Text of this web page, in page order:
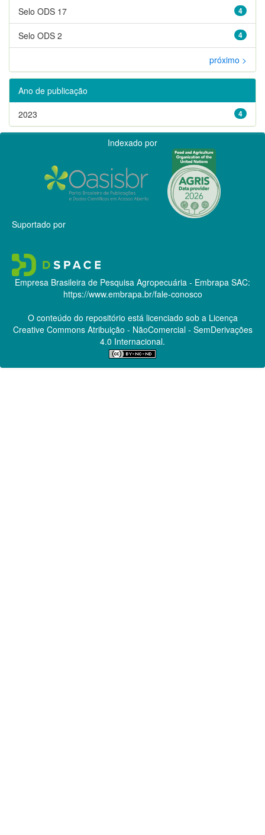
4
Selo ODS 17
4
Selo ODS 2
próximo >
Ano de publicação
4
2023
Indexado por
Suportado por
Empresa Brasileira de Pesquisa Agropecuária - Embrapa SAC:
https://www.embrapa.br/fale-conosco
O conteúdo do repositório está licenciado sob a Licença
Creative CommonsAtribuição - NãoComercial - SemDerivações
4.0 Internacional.